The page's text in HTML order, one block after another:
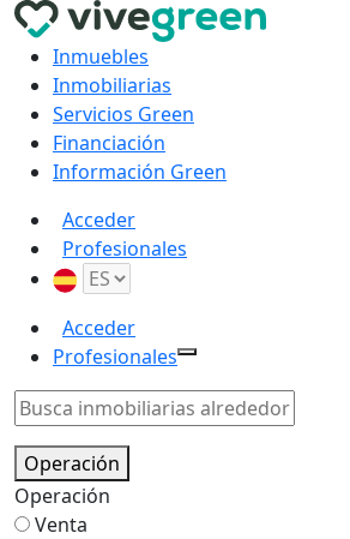
Inmuebles
Inmobiliarias
Servicios Green
Financiación
Información Green
Acceder
Profesionales
Acceder
Profesionales
Operación
Operación
Venta